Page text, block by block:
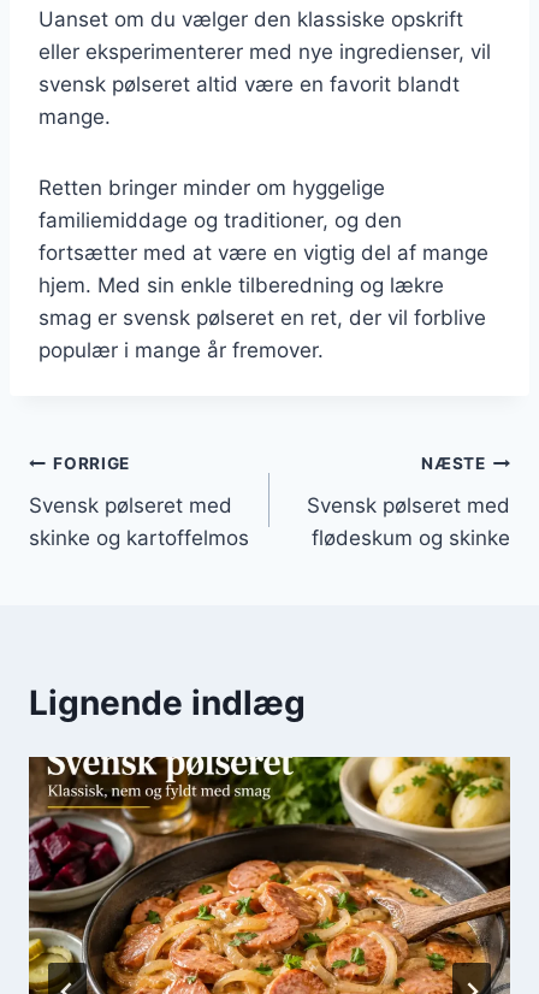
Uanset om du vælger den klassiske opskrift
eller eksperimenterer med nye ingredienser, vil
svensk pølseret altid være en favorit blandt
mange.
Retten bringer minder om hyggelige
familiemiddage og traditioner, og den
fortsætter med at være en vigtig del af mange
hjem. Med sin enkle tilberedning og lækre
smag er svensk pølseret en ret, der vil forblive
populær i mange år fremover.
Indlægsnavigation
FORRIGE
Svensk pølseret med
skinke og kartoffelmos
NÆSTE
Svensk pølseret med
flødeskum og skinke
Lignende indlæg